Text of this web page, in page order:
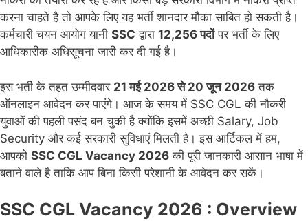
करना चाहते है तो आपके लिए यह भर्ती शानदार मौका साबित हो सकती है।
कर्मचारी चयन आयोग यानी SSC द्वारा 12,256 पदोंपर भर्ती के लिए
आधिकारीक अधिसूचना जारी कर दी गई है।
इस भर्ती के तहत उम्मीदवार 21 मई 2026 से 20 जून 2026 तक
ऑनलाइन आवेदन कर पाएंगे। आज के समय में SSC CGL की नौकरी
युवाओं की पहली पसंद बन चुकी है क्योंकि इसमें अच्छी Salary, Job
Security और कई सरकारी सुविधाएं मिलती है। इस आर्टिकल में हम,
आपको SSC CGL Vacancy 2026 की पूरी जानकारी आसान भाषा में
बताने वाले है ताकि आप बिना किसी परेशानी के आवेदन कर सकें।
SSC CGL Vacancy 2026 : Overview